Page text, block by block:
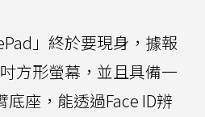
」終於要現身，據報
方形螢幕，並且具備一
座，能透過Face ID辨